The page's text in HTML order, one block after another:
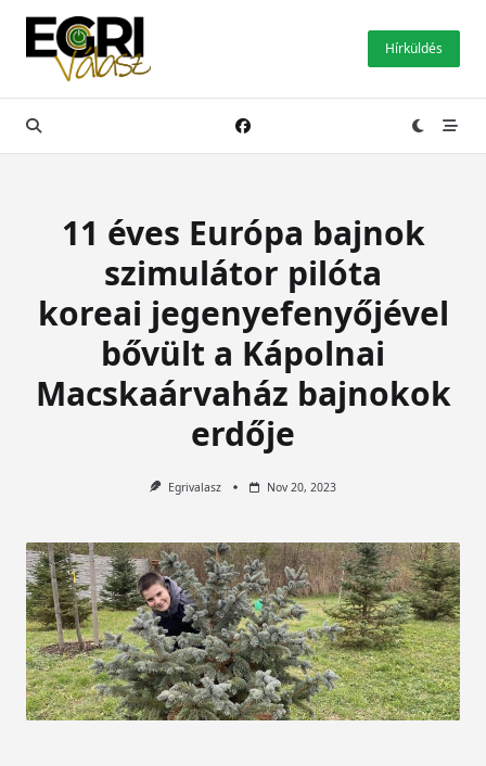
Skip
content
Hírküldés
11 éves Európa bajnok
szimulátor pilóta
koreai jegenyefenyőjével
bővült a Kápolnai
Macskaárvaház bajnokok
erdője
Egrivalasz Nov 20, 2023